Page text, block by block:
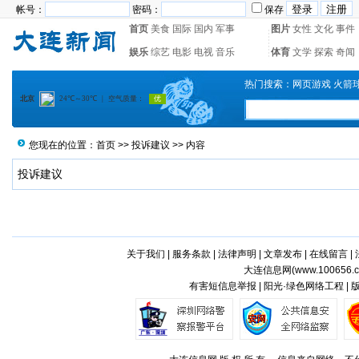
帐号： 密码：
保存
首页 美食 国际 国内 军事 图片 女性 文化 事件
娱乐 综艺 电影 电视 音乐 体育 文学 探索 奇闻
热门搜索： 网页游戏 火箭
您现在的位置： 首页 >> 投诉建议 >> 内容
投诉建议
关于我们 服务条款 法律声明 文章发布| 在线留言|
大连信息网(
有害短信息举报 | 阳光·绿色网络工程 |